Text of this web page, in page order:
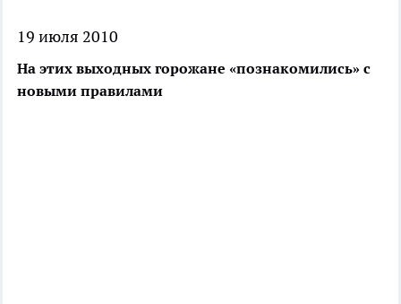
19 июля 2010
На этих выходных горожане «познакомились» с
новыми правилами